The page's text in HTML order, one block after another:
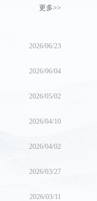
更多>>
2026/06/23
2026/06/04
2026/05/02
2026/04/10
2026/04/02
2026/03/27
2026/03/11